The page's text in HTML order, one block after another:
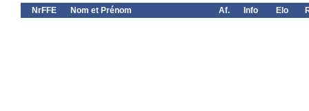
NrFFE Nom et Prénom Af. Info Elo